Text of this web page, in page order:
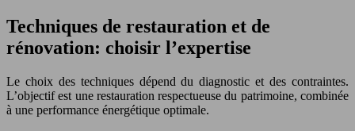
Techniques de restauration et de
rénovation: choisir l’expertise
Le choix des techniques dépend du diagnostic et des contraintes.
L’objectif est une restauration respectueuse du patrimoine, combinée
à une performance énergétique optimale.